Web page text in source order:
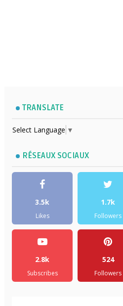
TRANSLATE
Select Language ▼
RÉSEAUX SOCIAUX
3.5k
Likes
1.7k
Followers
2.8k
Subscribes
524
Followers